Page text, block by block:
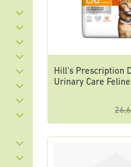
Hill's Prescription
Urinary Care Feline